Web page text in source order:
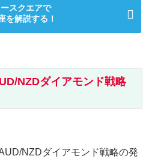
スクエアで
を解説する！
NZDダイアモンド戦略
NZDダイアモンド戦略の発